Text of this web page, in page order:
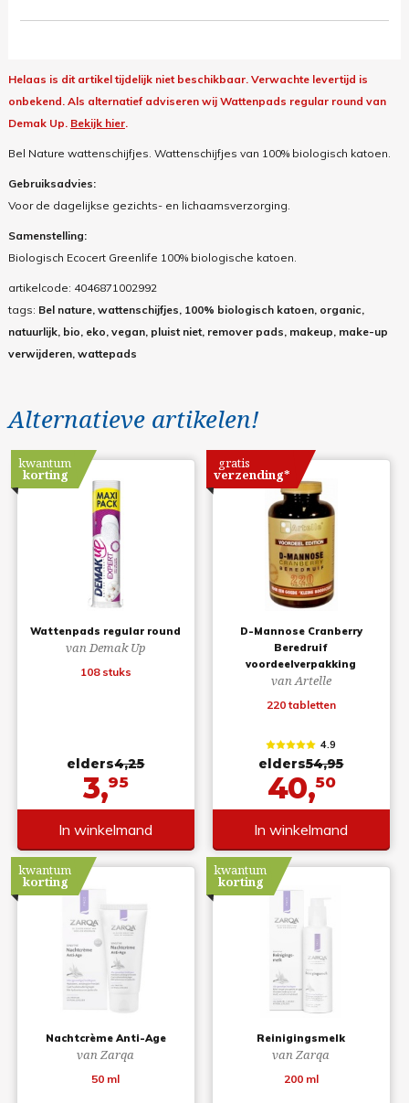
Helaas is dit artikel tijdelijk niet beschikbaar. Verwachte levertijd is
onbekend. Als alternatief adviseren wij Wattenpads regular round van
Demak Up. Bekijk hier.
Bel Nature wattenschijfjes. Wattenschijfjes van 100% biologisch katoen.
Gebruiksadvies:
Voor de dagelijkse gezichts- en lichaamsverzorging.
Samenstelling:
Biologisch Ecocert Greenlife 100% biologische katoen.
artikelcode: 4046871002992
tags: Bel nature, wattenschijfjes, 100% biologisch katoen, organic,
natuurlijk, bio, eko, vegan, pluist niet, remover pads, makeup, make-up
verwijderen, wattepads
Alternatieve artikelen!
Wattenpads regular round
van Demak Up
108 stuks
kwantum
korting
elders4,25
3,95
In winkelmand
D-Mannose Cranberry
Beredruif
voordeelverpakking
van Artelle
220 tabletten
gratis
verzending*
4.9
elders54,95
40,50
In winkelmand
Nachtcrème Anti-Age
van Zarqa
50 ml
kwantum
korting
Reinigingsmelk
van Zarqa
200 ml
kwantum
korting